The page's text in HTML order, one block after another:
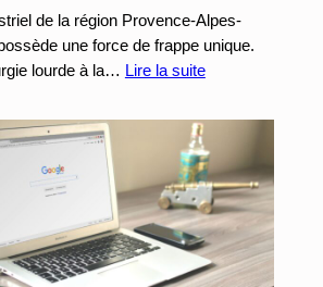
actes
spécialisés
et
urgences
24/7
de la région Provence-Alpes-
une force de frappe unique.
lourde à la… Lire la suite:
industries
et
fabricants
en
PACA
:
Pourquoi